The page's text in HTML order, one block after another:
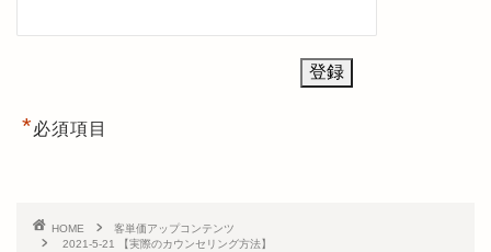
*必須項目
HOME
客単価アップコンテンツ
2021-5-21 【実際のカウンセリング方法】